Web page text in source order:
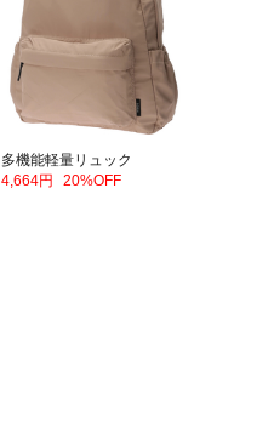
多機能軽量リュック
4,664円
20%OFF